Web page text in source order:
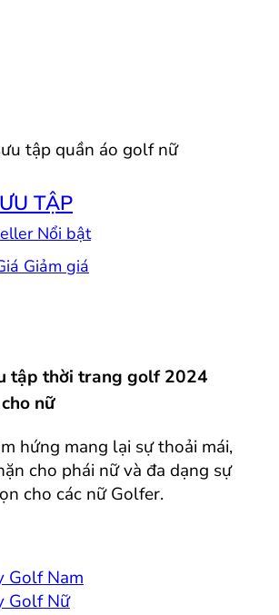
TẬP
tập thời trang golf 2024
nữ
hứng mang lại sự thoải mái,
cho phái nữ và đa dạng sự
cho các nữ Golfer.
Golf Nam
Golf Nữ